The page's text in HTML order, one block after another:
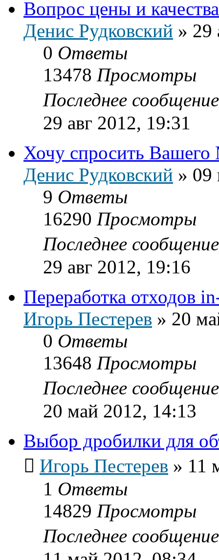
Вопрос цены и качества
Денис Рудковский » 29
0 Ответы
13478 Просмотры
Последнее
29 авг 2012, 19:31
Хочу спросить
Денис Рудковский » 09
9 Ответы
16290 Просмотры
Последнее
29 авг 2012, 19:16
Переработка отходов
Игорь Пестерев » 20
0 Ответы
13648 Просмотры
Последнее
20 май 2012, 14:13
Выбор дробилки для
Игорь Пестерев » 11
1 Ответы
14829 Просмотры
Последнее